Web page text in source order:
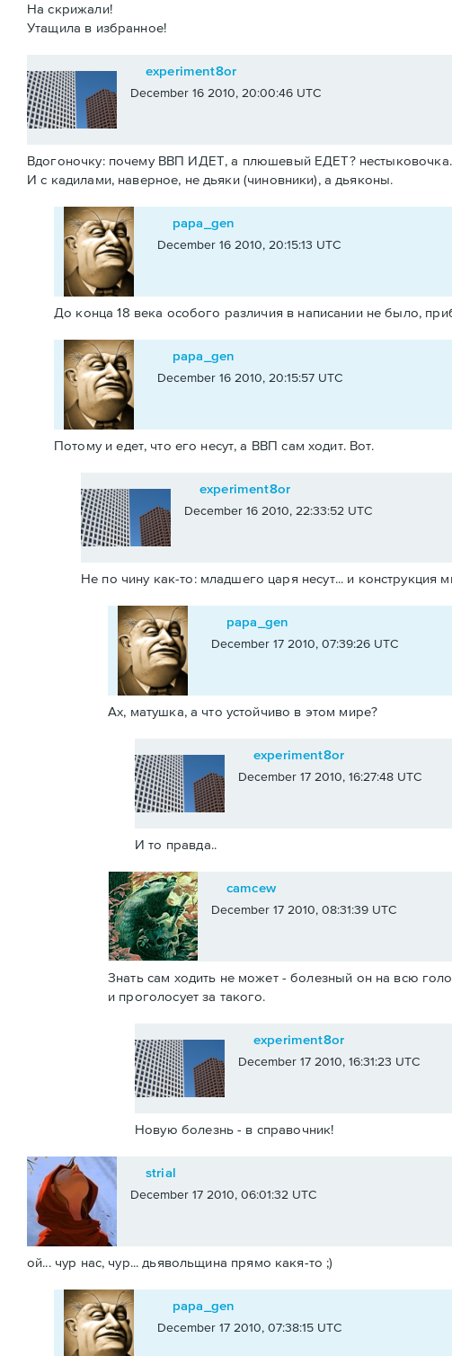
На скрижали!
Утащила в избранное!
experiment8or
December 16 2010, 20:00:46 UTC
Вдогоночку: почему ВВП ИДЕТ, а плюшевый ЕДЕТ? нестыковочка.
И с кадилами, наверное, не дьяки (чиновники), а дьяконы.
papa_gen
December 16 2010, 20:15:13 UTC
До конца 18 века особого различия в написании не было,
papa_gen
December 16 2010, 20:15:57 UTC
Потому и едет, что его несут, а ВВП сам ходит. Вот.
experiment8or
December 16 2010, 22:33:52 UTC
Не по чину как-то: младшего царя несут... и конструкция
papa_gen
December 17 2010, 07:39:26 UTC
Ах, матушка, а что устойчиво в этом мире?
experiment8or
December 17 2010, 16:27:48 UTC
И то правда..
camcew
December 17 2010, 08:31:39 UTC
Знать сам ходить не может - болезный он на всю
и проголосует за такого.
experiment8or
December 17 2010, 16:31:23 UTC
Новую болезнь - в справочник!
strial
December 17 2010, 06:01:32 UTC
ой... чур нас, чур... дьявольщина прямо какя-то ;)
papa_gen
December 17 2010, 07:38:15 UTC